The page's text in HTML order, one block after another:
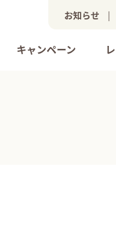
キャンペーン
お知らせ |